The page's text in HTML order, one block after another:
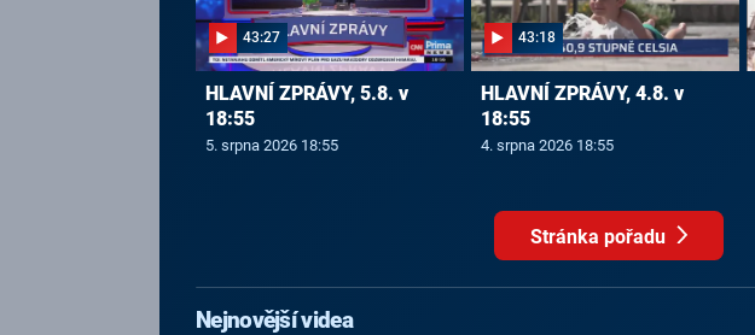
43:27
HLAVNÍ ZPRÁVY, 5.8. v
18:55
5. srpna 2026 18:55
43:18
HLAVNÍ ZPRÁVY, 4.8. v
18:55
4. srpna 2026 18:55
Stránka pořadu
Nejnovější videa